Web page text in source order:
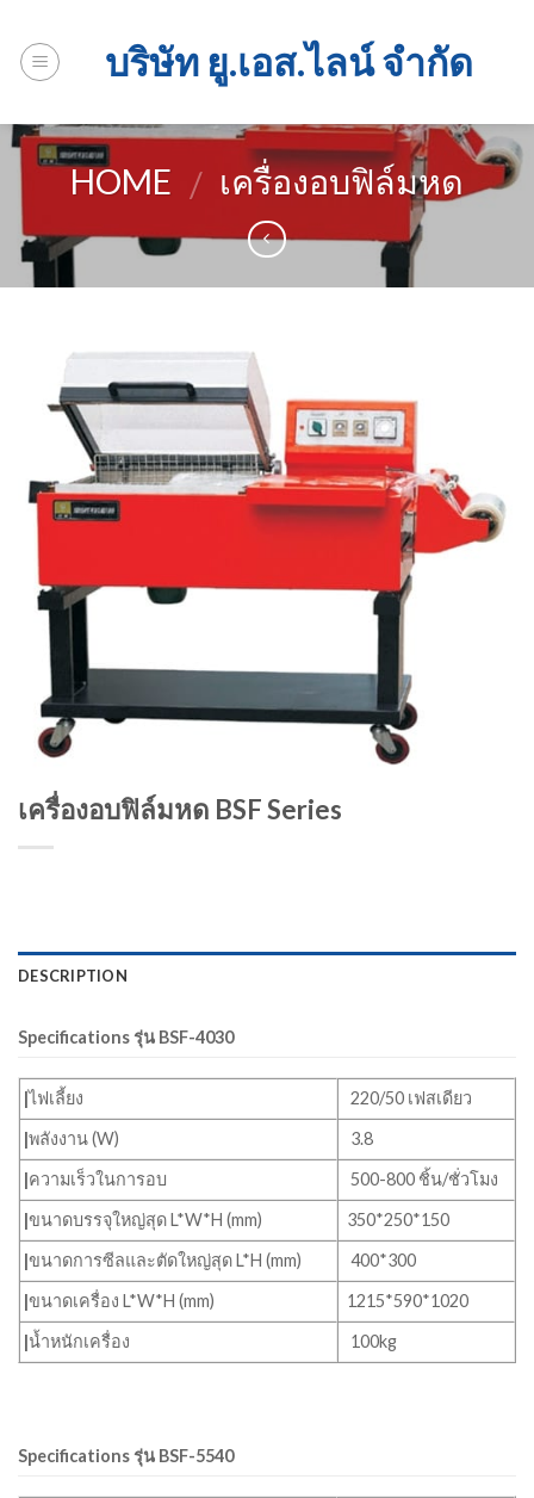
content
บริษัท ยู.เอส.ไลน์ จำกัด
HOME / เครื่องอบฟิล์มหด
เครื่องอบฟิล์มหด BSF Series
DESCRIPTION
Specifications รุ่น BSF-4030
|ไฟเลี้ยง
220/50 เฟสเดียว
|พลังงาน (W)
3.8
|ความเร็วในการอบ
500-800 ชิ้น/ชั่วโมง
|ขนาดบรรจุใหญ่สุด L*W*H (mm)
350*250*150
|ขนาดการซีลและตัดใหญ่สุด L*H (mm)
400*300
|ขนาดเครื่อง L*W*H (mm)
1215*590*1020
|น้ำหนักเครื่อง 100kg
Specifications รุ่น BSF-5540